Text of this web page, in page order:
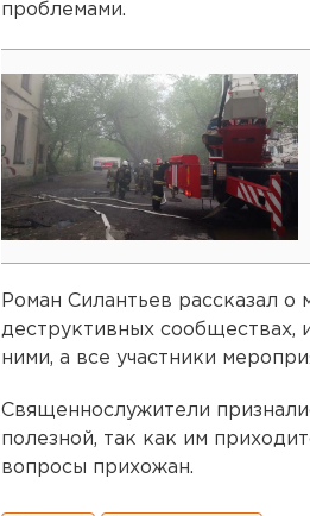
проблемами.
Роман Силантьев рассказал
деструктивных сообществах,
ними, а все участники
Священнослужители
полезной, так как им
вопросы прихожан.